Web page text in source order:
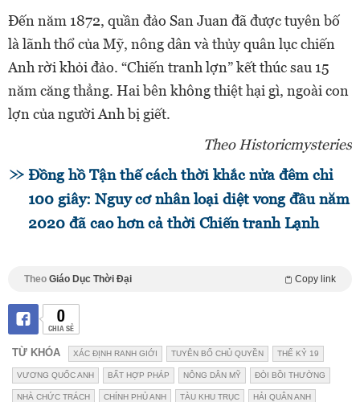
Đến năm 1872, quần đảo San Juan đã được tuyên bố
là lãnh thổ của Mỹ, nông dân và thủy quân lục chiến
Anh rời khỏi đảo. “Chiến tranh lợn” kết thúc sau 15
năm căng thẳng. Hai bên không thiệt hại gì, ngoài con
lợn của người Anh bị giết.
Theo Historicmysteries
Đồng hồ Tận thế cách thời khắc nửa đêm chỉ
100 giây: Nguy cơ nhân loại diệt vong đầu năm
2020 đã cao hơn cả thời Chiến tranh Lạnh
Theo Giáo Dục Thời Đại Copy link
0
CHIA SẺ
TỪ KHÓA XÁC ĐỊNH RANH GIỚI TUYÊN BỐ CHỦ QUYỀN THẾ KỶ 19
VƯƠNG QUỐC ANH BẤT HỢP PHÁP NÔNG DÂN MỸ ĐÒI BỒI THƯỜNG
NHÀ CHỨC TRÁCH CHÍNH PHỦ ANH TÀU KHU TRỤC HẢI QUÂN ANH